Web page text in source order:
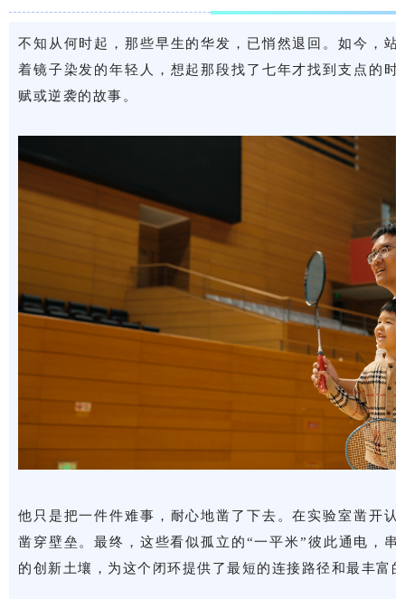
不知从何时起，那些早生的华发，已悄然退回。如今，
着镜子染发的年轻人，想起那段找了七年才找到支点的
赋或逆袭的故事。
他只是把一件件难事，耐心地凿了下去。在实验室凿开
凿穿壁垒。最终，这些看似孤立的“一平米”彼此通电，
的创新土壤，为这个闭环提供了最短的连接路径和最丰富